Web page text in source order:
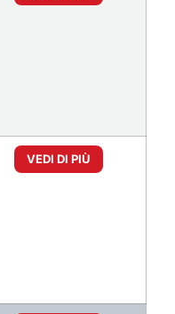
VEDI DI PIÙ